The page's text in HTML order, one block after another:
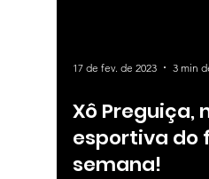
17 de fev. de 2023 3 min
Xô Preguiça,
esportiva do
semana!